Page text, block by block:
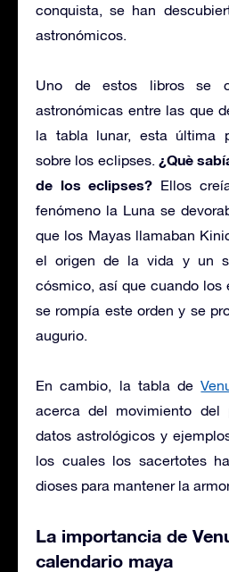
conquista, se han
astronómicos.
Uno de estos libros se
astronómicas entre las que
la tabla lunar, esta última
sobre los eclipses. ¿Què
de los eclipses? Ellos
fenómeno la Luna se
que los Mayas llamaban
el origen de la vida y un
cósmico, así que cuando los
se rompía este orden y se
augurio.
En cambio, la tabla de
acerca del movimiento del
datos astrológicos y
los cuales los sacertotes
dioses para mantener la
La importancia de
calendario maya